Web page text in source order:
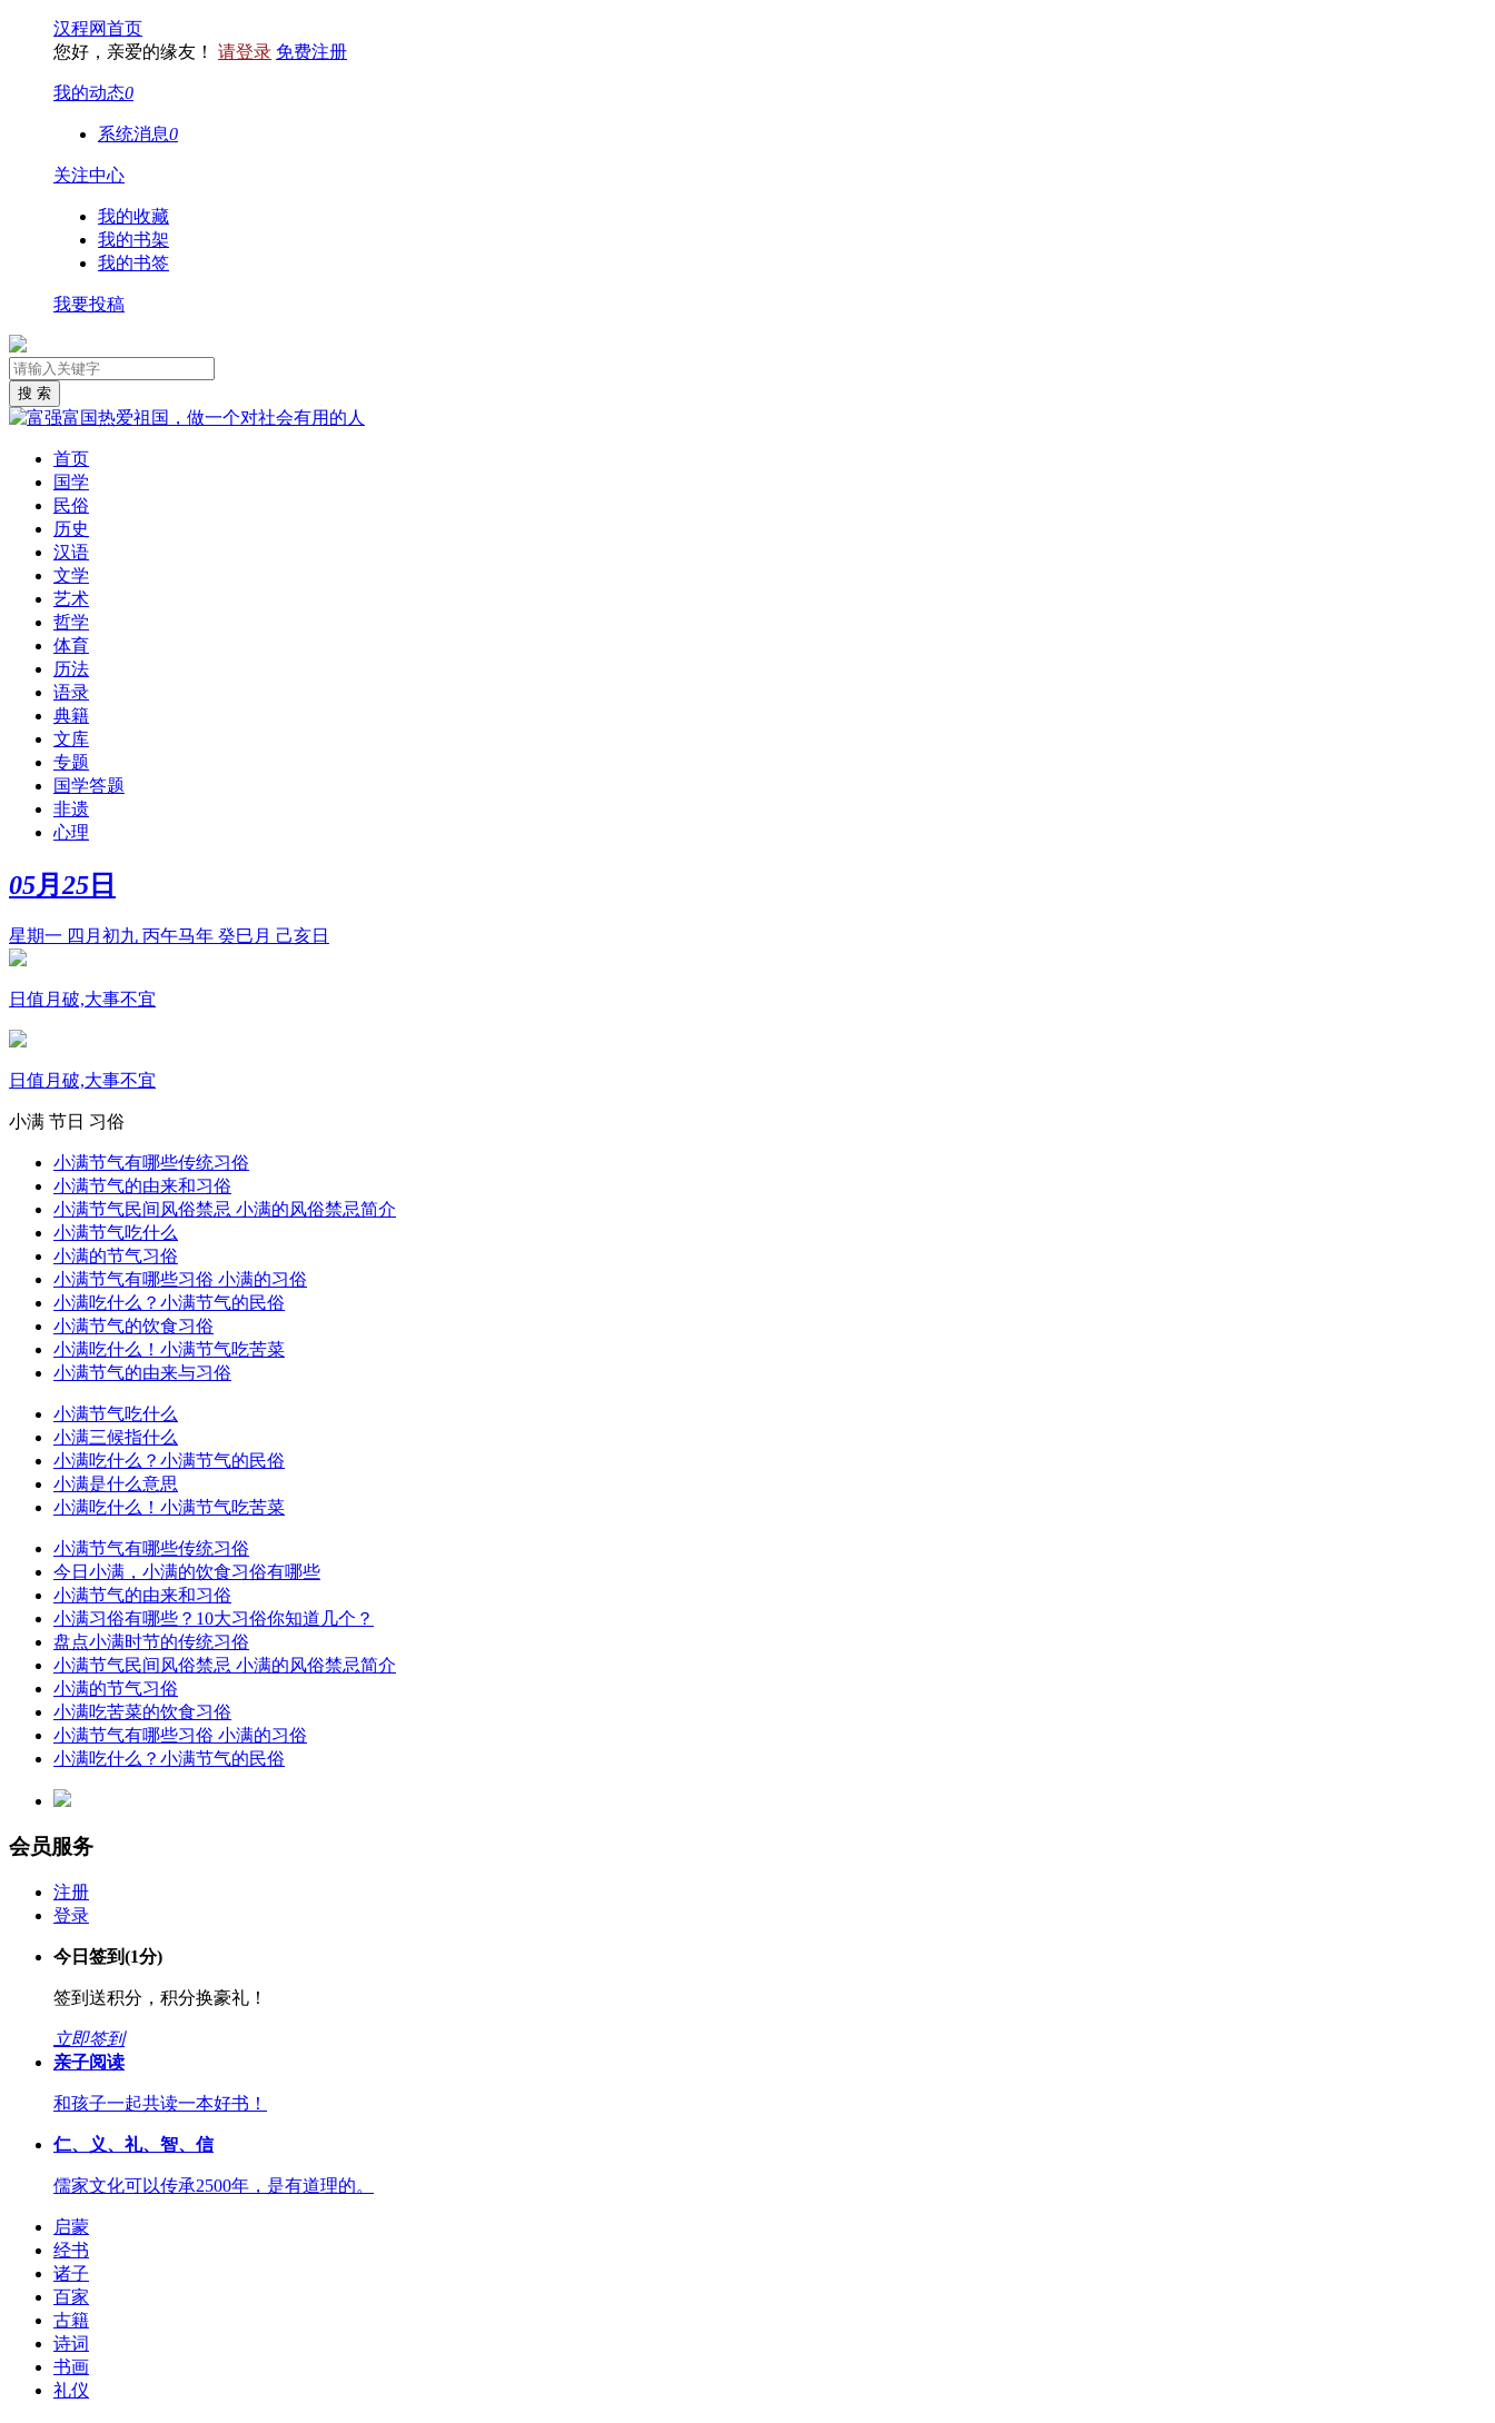
汉程网首页
您好，亲爱的缘友！ 请登录 免费注册
我的动态0
系统消息0
关注中心
我的收藏
我的书架
我的书签
我要投稿
首页
国学
民俗
历史
汉语
文学
艺术
哲学
体育
历法
语录
典籍
文库
专题
国学答题
非遗
心理
05月 25 日
星期一 四月初九 丙午马年 癸巳月 己亥日
日值月破,大事不宜
日值月破,大事不宜
小满 节日 习俗
小满节气有哪些传统习俗
小满节气的由来和习俗
小满节气民间风俗禁忌 小满的风俗禁忌简介
小满节气吃什么
小满的节气习俗
小满节气有哪些习俗 小满的习俗
小满吃什么？小满节气的民俗
小满节气的饮食习俗
小满吃什么！小满节气吃苦菜
小满节气的由来与习俗
小满节气吃什么
小满三候指什么
小满吃什么？小满节气的民俗
小满是什么意思
小满吃什么！小满节气吃苦菜
小满节气有哪些传统习俗
今日小满，小满的饮食习俗有哪些
小满节气的由来和习俗
小满习俗有哪些？10大习俗你知道几个？
盘点小满时节的传统习俗
小满节气民间风俗禁忌 小满的风俗禁忌简介
小满的节气习俗
小满吃苦菜的饮食习俗
小满节气有哪些习俗 小满的习俗
小满吃什么？小满节气的民俗
会员服务
注册
登录
今日签到(1分)
签到送积分，积分换豪礼！
立即签到
亲子阅读
和孩子一起共读一本好书！
仁、义、礼、智、信
儒家文化可以传承2500年，是有道理的。
启蒙
经书
诸子
百家
古籍
诗词
书画
礼仪